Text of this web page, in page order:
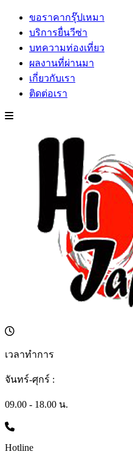
ขอราคากรุ๊ปเหมา
บริการยื่นวีซ่า
บทความท่องเที่ยว
ผลงานที่ผ่านมา
เกี่ยวกับเรา
ติดต่อเรา
เวลาทำการ
จันทร์-ศุกร์ :
09.00 - 18.00 น.
Hotline